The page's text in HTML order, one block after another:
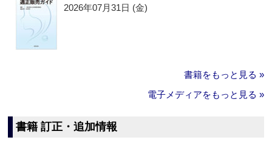
2026年07月31日 (金)
書籍をもっと見る »
電子メディアをもっと見る »
書籍 訂正・追加情報